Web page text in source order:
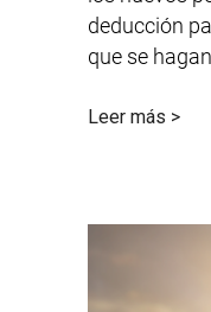
deducción
que se
Leer más >